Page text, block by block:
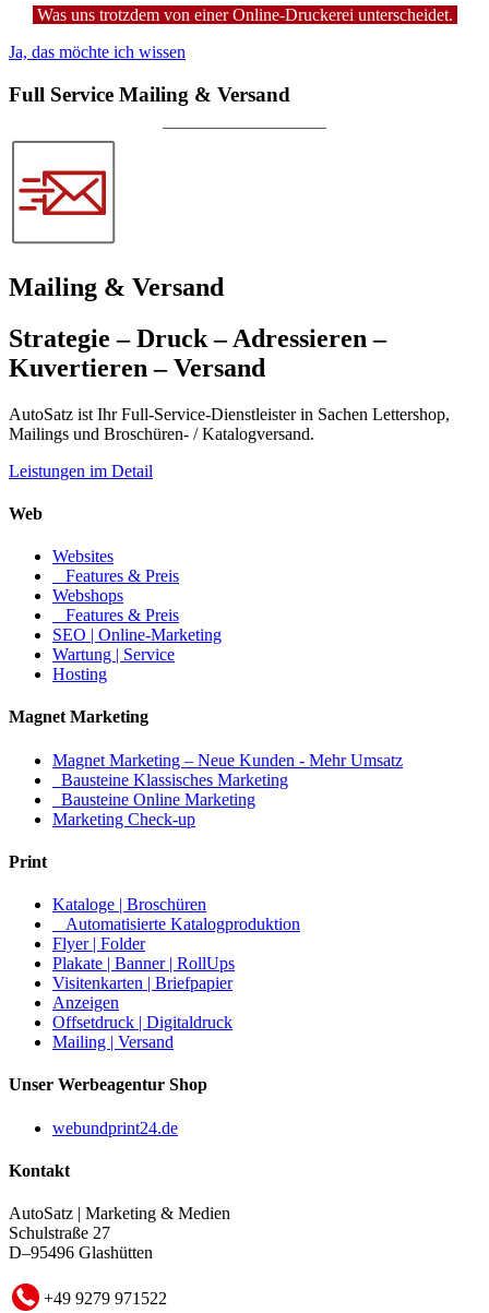
Was uns trotzdem von einer Online-Druckerei unterscheidet.
Ja, das möchte ich wissen
Full Service Mailing & Versand
Mailing & Versand
Strategie – Druck – Adressieren –
Kuvertieren – Versand
AutoSatz ist Ihr Full-Service-Dienstleister in Sachen Lettershop,
Mailings und Broschüren- / Katalogversand.
Leistungen im Detail
Web
Websites
Features & Preis
Webshops
Features & Preis
SEO | Online-Marketing
Wartung | Service
Hosting
Magnet Marketing
Magnet Marketing – Neue Kunden - Mehr Umsatz
Bausteine Klassisches Marketing
Bausteine Online Marketing
Marketing Check-up
Print
Kataloge | Broschüren
Automatisierte Katalogproduktion
Flyer | Folder
Plakate | Banner | RollUps
Visitenkarten | Briefpapier
Anzeigen
Offsetdruck | Digitaldruck
Mailing | Versand
Unser Werbeagentur Shop
webundprint24.de
Kontakt
AutoSatz | Marketing & Medien
Schulstraße 27
D–95496 Glashütten
+49 9279 971522